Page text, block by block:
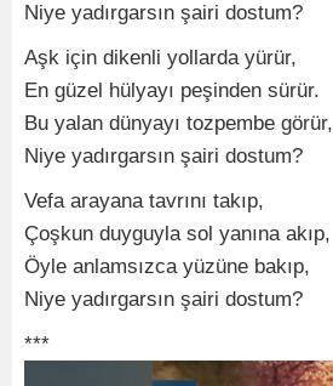
Niye yadırgarsın şairi dostum?
Aşk için dikenli yollarda yürür,
En güzel hülyayı peşinden sürür.
Bu yalan dünyayı tozpembe görür,
Niye yadırgarsın şairi dostum?
Vefa arayana tavrını takıp,
Çoşkun duyguyla sol yanına akıp,
Öyle anlamsızca yüzüne bakıp,
Niye yadırgarsın şairi dostum?
***